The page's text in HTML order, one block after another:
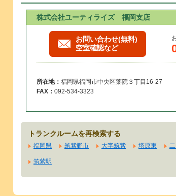
株式会社ユーティライズ 福岡支店
お問い合わせ(無料)
空室確認など
所在地： 福岡県福岡市中央区薬院３丁目16-27
FAX： 092-534-3323
トランクルームを再検索する
福岡県 筑紫野市 大字筑紫 塔原東
筑紫駅